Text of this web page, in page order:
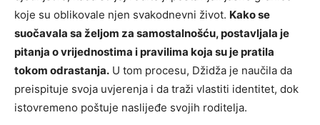
koje su oblikovale njen svakodnevni život. Kako se
suočavala sa željom za samostalnošću, postavljala je
pitanja o vrijednostima i pravilima koja su je pratila
tokom odrastanja. U tom procesu, Džidža je naučila da
preispituje svoja uvjerenja i da traži vlastiti identitet, dok
istovremeno poštuje naslijeđe svojih roditelja.